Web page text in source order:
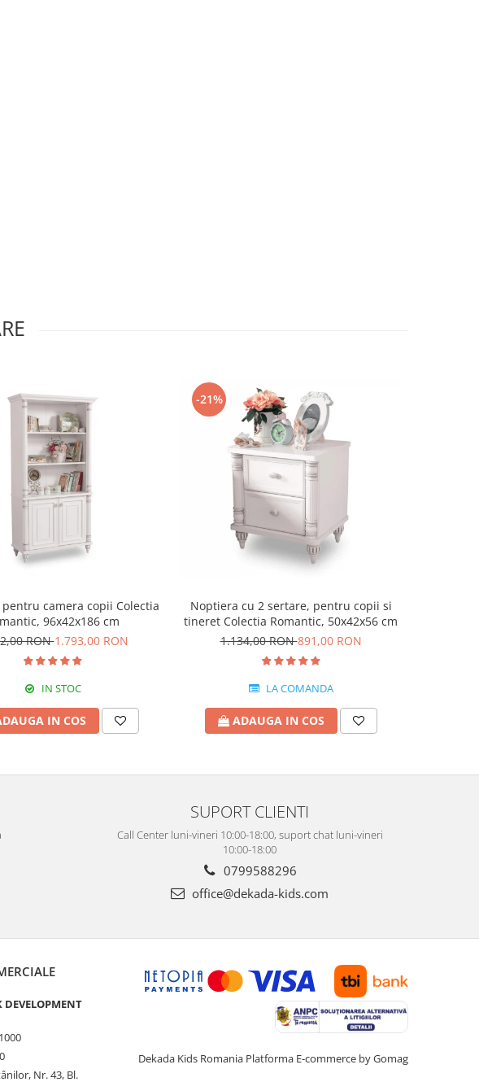
camera copii Colectia
96x42x186 cm
RON1.793,00 RON
IN STOC
IN COS
-21%
Noptiera cu 2 sertare, pentru copii si
tineret Colectia Romantic, 50x42x56 cm
1.134,00 RON891,00 RON
LA COMANDA
ADAUGA IN COS
SUPORT CLIENTI
Call Center luni-vineri 10:00-18:00, suport chat luni-vineri
10:00-18:00
0799588296
office@dekada-kids.com
Nr. 43, Bl.
Dekada Kids Romania Platforma E-commerce by Gomag